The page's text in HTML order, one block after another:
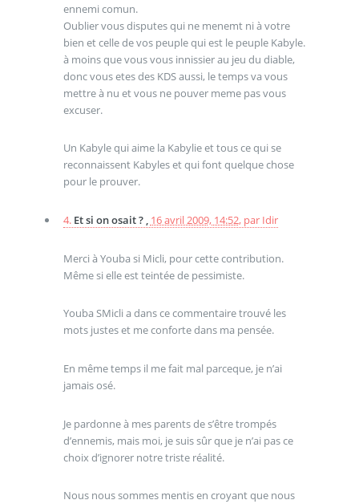
ennemi comun.
Oublier vous disputes qui ne menemt ni à votre
bien et celle de vos peuple qui est le peuple Kabyle.
à moins que vous vous innissier au jeu du diable,
donc vous etes des KDS aussi, le temps va vous
mettre à nu et vous ne pouver meme pas vous
excuser.
Un Kabyle qui aime la Kabylie et tous ce qui se
reconnaissent Kabyles et qui font quelque chose
pour le prouver.
4. Et si on osait ? , 16 avril 2009, 14:52, par Idir
Merci à Youba si Micli, pour cette contribution.
Même si elle est teintée de pessimiste.
Youba SMicli a dans ce commentaire trouvé les
mots justes et me conforte dans ma pensée.
En même temps il me fait mal parceque, je n’ai
jamais osé.
Je pardonne à mes parents de s’être trompés
d’ennemis, mais moi, je suis sûr que je n’ai pas ce
choix d’ignorer notre triste réalité.
Nous nous sommes mentis en croyant que nous